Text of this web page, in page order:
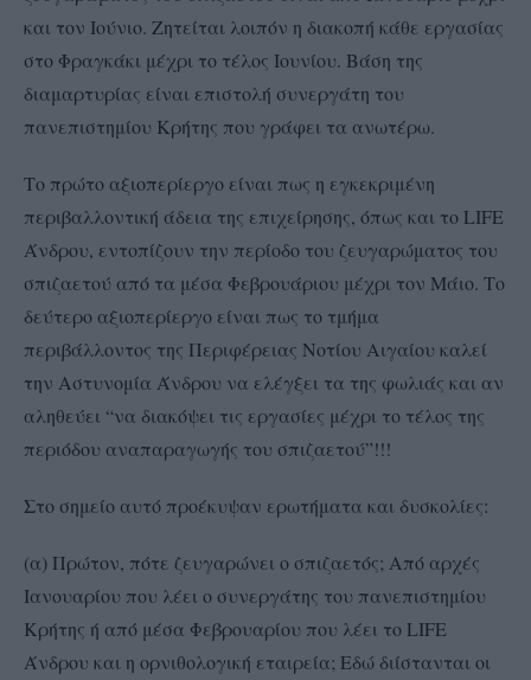
και τον Ιούνιο. Ζητείται λοιπόν η διακοπή κάθε εργασίας
στο Φραγκάκι μέχρι το τέλος Ιουνίου. Βάση της
διαμαρτυρίας είναι επιστολή συνεργάτη του
πανεπιστημίου Κρήτης που γράφει τα ανωτέρω.
Το πρώτο αξιοπερίεργο είναι πως η εγκεκριμένη
περιβαλλοντική άδεια της επιχείρησης, όπως και το LIFE
Άνδρου, εντοπίζουν την περίοδο του ζευγαρώματος του
σπιζαετού από τα μέσα Φεβρουάριου μέχρι τον Μάιο. Το
δεύτερο αξιοπερίεργο είναι πως το τμήμα
περιβάλλοντος της Περιφέρειας Νοτίου Αιγαίου καλεί
την Αστυνομία Άνδρου να ελέγξει τα της φωλιάς και αν
αληθεύει “να διακόψει τις εργασίες μέχρι το τέλος της
περιόδου αναπαραγωγής του σπιζαετού”!!!
Στο σημείο αυτό προέκυψαν ερωτήματα και δυσκολίες:
(α) Πρώτον, πότε ζευγαρώνει ο σπιζαετός; Από αρχές
Ιανουαρίου που λέει ο συνεργάτης του πανεπιστημίου
Κρήτης ή από μέσα Φεβρουαρίου που λέει το LIFE
Άνδρου και η ορνιθολογική εταιρεία; Εδώ διίστανται οι